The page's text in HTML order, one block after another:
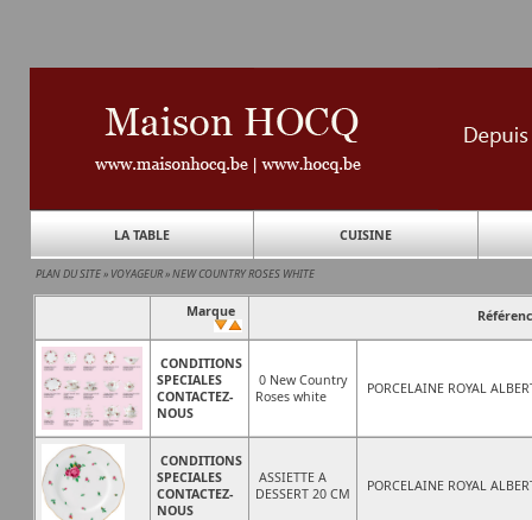
LA TABLE CUISINE
PLAN DU SITE» VOYAGEUR»NEW COUNTRY ROSES WHITE
Marque
CONDITIONS
SPECIALES
CONTACTEZ-
NOUS
0 New Country
Roses white
PORCELAINE ROYAL
CONDITIONS
SPECIALES
CONTACTEZ-
NOUS
ASSIETTE A
DESSERT 20 CM
PORCELAINE ROYAL